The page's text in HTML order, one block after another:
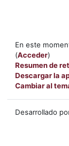
En este
(Acceder)
Resumen de
Descargar la
Cambiar al
Desarrollado